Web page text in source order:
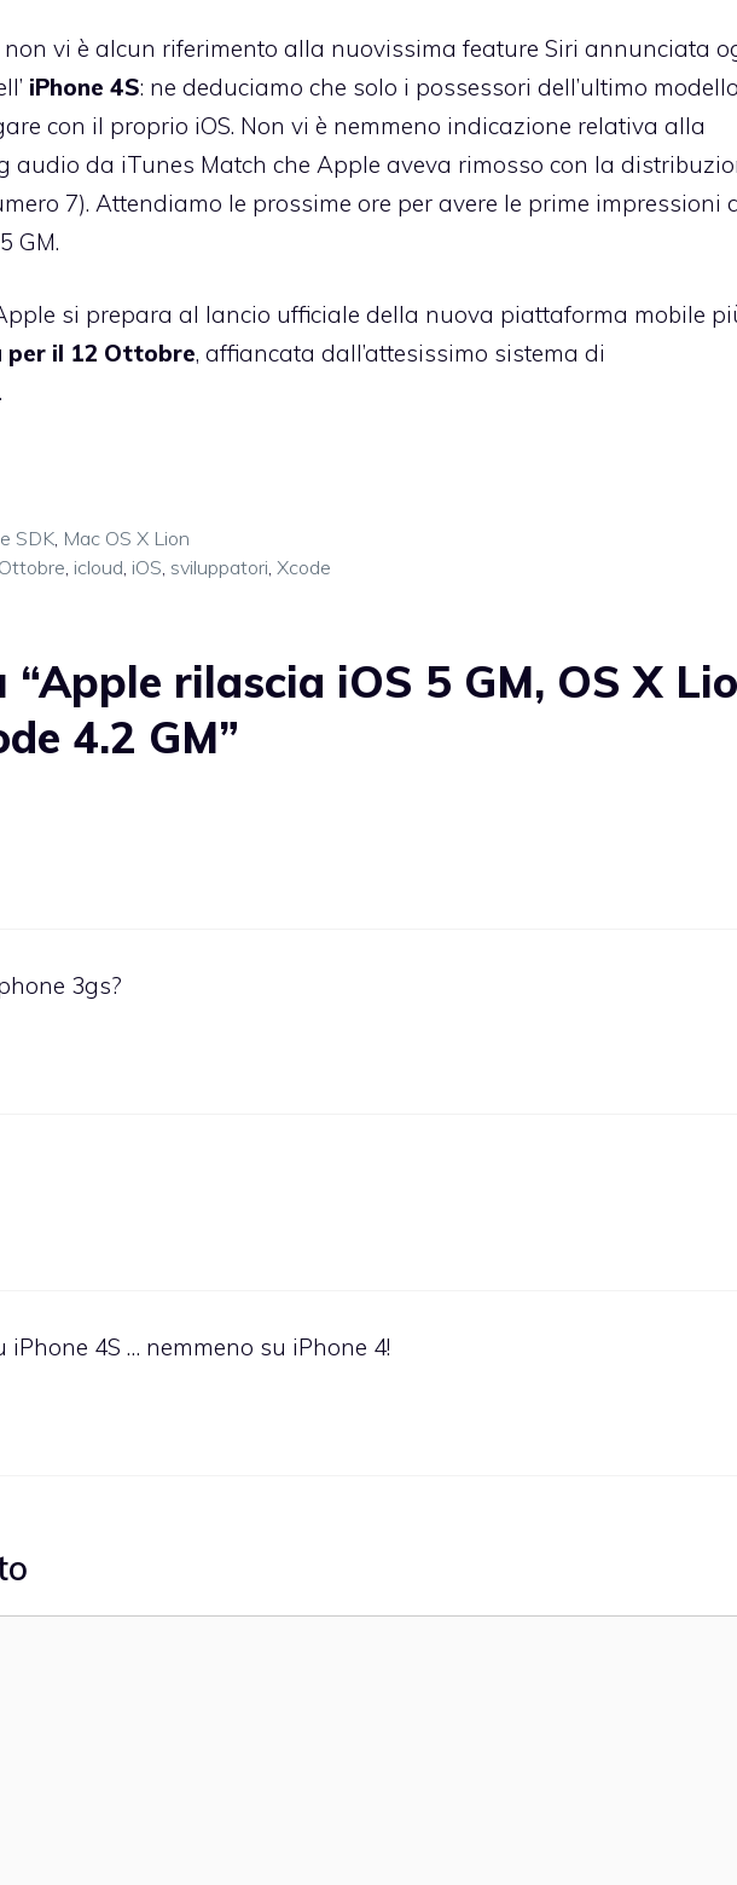
non vi è alcun riferimento alla nuovissima feature Siri annunciata
iPhone 4S: ne deduciamo che solo i possessori dell’ultimo
con il proprio iOS. Non vi è nemmeno indicazione relativa alla
audio da iTunes Match che Apple aveva rimosso con la
7). Attendiamo le prossime ore per avere le prime impressioni
GM.
si prepara al lancio ufficiale della nuova piattaforma mobile
per il 12 Ottobre, affiancata dall’attesissimo sistema di
.
SDK, Mac OS X Lion
, icloud, iOS, sviluppatori, Xcode
rilascia iOS 5 GM, OS X
4.2 GM”
3gs?
iPhone 4S … nemmeno su iPhone 4!